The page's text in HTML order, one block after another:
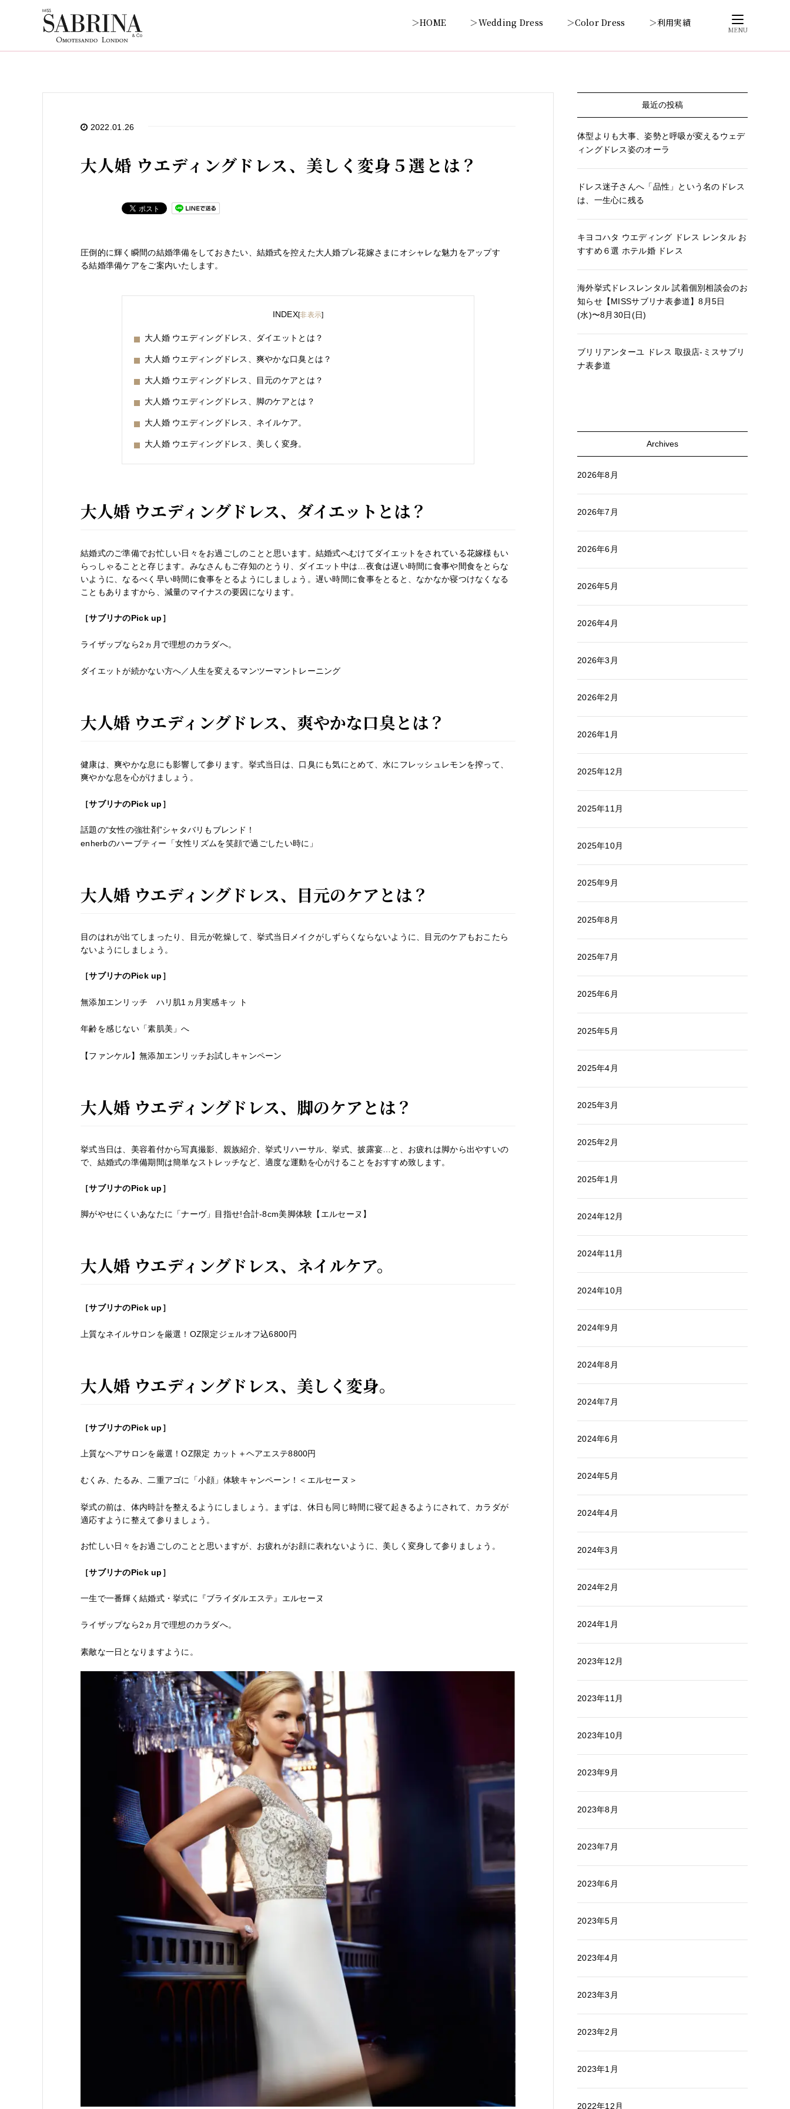
＞HOME ＞Wedding Dress ＞Color Dress ＞利用実績
MENU
2022.01.26
大人婚 ウエディングドレス、美しく変身５選とは？
圧倒的に輝く瞬間の結婚準備をしておきたい、結婚式を控えた大人婚プレ花嫁さまにオシャレな魅力をアップす
る結婚準備ケアをご案内いたします。
INDEX[非表示]
大人婚 ウエディングドレス、ダイエットとは？
大人婚 ウエディングドレス、爽やかな口臭とは？
大人婚 ウエディングドレス、目元のケアとは？
大人婚 ウエディングドレス、脚のケアとは？
大人婚 ウエディングドレス、ネイルケア。
大人婚 ウエディングドレス、美しく変身。
大人婚 ウエディングドレス、ダイエットとは？
結婚式のご準備でお忙しい日々をお過ごしのことと思います。結婚式へむけてダイエットをされている花嫁様もい
らっしゃることと存じます。みなさんもご存知のとうり、ダイエット中は…夜食は遅い時間に食事や間食をとらな
いように、なるべく早い時間に食事をとるようにしましょう。遅い時間に食事をとると、なかなか寝つけなくなる
こともありますから、減量のマイナスの要因になります。
［サブリナのPick up ］
ライザップなら2ヵ月で理想のカラダへ。
ダイエットが続かない方へ／人生を変えるマンツーマントレーニング
大人婚 ウエディングドレス、爽やかな口臭とは？
健康は、爽やかな息にも影響して参ります。挙式当日は、口臭にも気にとめて、水にフレッシュレモンを搾って、
爽やかな息を心がけましょう。
［サブリナのPick up ］
話題の“女性の強壮剤”シャタバリもブレンド！
enherbのハーブティー「女性リズムを笑顔で過ごしたい時に」
大人婚 ウエディングドレス、目元のケアとは？
目のはれが出てしまったり、目元が乾燥して、挙式当日メイクがしずらくならないように、目元のケアもおこたら
ないようにしましょう。
［サブリナのPick up ］
無添加エンリッチ ハリ肌1ヵ月実感キッ ト
年齢を感じない「素肌美」へ
【ファンケル】無添加エンリッチお試しキャンペーン
大人婚 ウエディングドレス、脚のケアとは？
挙式当日は、美容着付から写真撮影、親族紹介、挙式リハーサル、挙式、披露宴…と、お疲れは脚から出やすいの
で、結婚式の準備期間は簡単なストレッチなど、適度な運動を心がけることをおすすめ致します。
［サブリナのPick up ］
脚がやせにくいあなたに「ナーヴ」目指せ!合計-8cm美脚体験【エルセーヌ】
大人婚 ウエディングドレス、ネイルケア。
［サブリナのPick up ］
上質なネイルサロンを厳選！OZ限定ジェルオフ込6800円
大人婚 ウエディングドレス、美しく変身。
［サブリナのPick up ］
上質なヘアサロンを厳選！OZ限定 カット＋ヘアエステ8800円
むくみ、たるみ、二重アゴに「小顔」体験キャンペーン！＜エルセーヌ＞
挙式の前は、体内時計を整えるようにしましょう。まずは、休日も同じ時間に寝て起きるようにされて、カラダが
適応すように整えて参りましょう。
お忙しい日々をお過ごしのことと思いますが、お疲れがお顔に表れないように、美しく変身して参りましょう。
［サブリナのPick up ］
一生で一番輝く結婚式・挙式に『ブライダルエステ』エルセーヌ
ライザップなら2ヵ月で理想のカラダへ。
素敵な一日となりますように。
最近の投稿
体型よりも大事、姿勢と呼吸が変えるウェデ
ィングドレス姿のオーラ
ドレス迷子さんへ「品性」という名のドレス
は、一生心に残る
キヨコハタ ウエディング ドレス レンタル お
すすめ６選 ホテル婚 ドレス
海外挙式ドレスレンタル 試着個別相談会のお
知らせ【MISSサブリナ表参道】8月5日
(水)〜8月30日(日)
ブリリアンターユ ドレス 取扱店-ミスサブリ
ナ表参道
Archives
2026年8月
2026年7月
2026年6月
2026年5月
2026年4月
2026年3月
2026年2月
2026年1月
2025年12月
2025年11月
2025年10月
2025年9月
2025年8月
2025年7月
2025年6月
2025年5月
2025年4月
2025年3月
2025年2月
2025年1月
2024年12月
2024年11月
2024年10月
2024年9月
2024年8月
2024年7月
2024年6月
2024年5月
2024年4月
2024年3月
2024年2月
2024年1月
2023年12月
2023年11月
2023年10月
2023年9月
2023年8月
2023年7月
2023年6月
2023年5月
2023年4月
2023年3月
2023年2月
2023年1月
2022年12月